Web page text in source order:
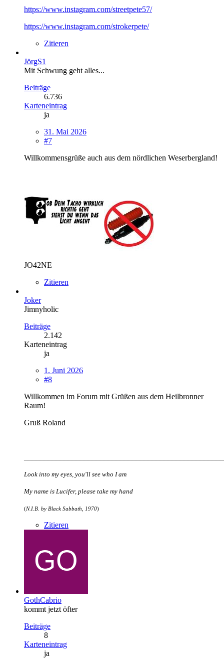
https://www.instagram.com/streetpete57/
https://www.instagram.com/strokerpete/
Zitieren
JörgS1
Mit Schwung geht alles...
Beiträge
6.736
Karteneintrag
ja
31. Mai 2026
#7
Willkommensgrüße auch aus dem nördlichen Weserbergland!
JO42NE
Zitieren
Joker
Jimnyholic
Beiträge
2.142
Karteneintrag
ja
1. Juni 2026
#8
Willkommen im Forum mit Grüßen aus dem Heilbronner
Raum!
Gruß Roland
Look into my eyes, you'll see who I am
My name is Lucifer, please take my hand
(N.I.B. by Black Sabbath, 1970)
Zitieren
GothCabrio
kommt jetzt öfter
Beiträge
8
Karteneintrag
ja